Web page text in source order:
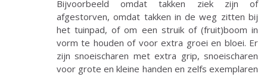
Bijvoorbeeld omdat takken ziek zijn of
afgestorven, omdat takken in de weg zitten bij
het tuinpad, of om een struik of (fruit)boom in
vorm te houden of voor extra groei en bloei. Er
zijn snoeischaren met extra grip, snoeischaren
voor grote en kleine handen en zelfs exemplaren